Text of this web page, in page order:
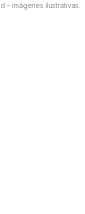
– imágenes ilustrativas.